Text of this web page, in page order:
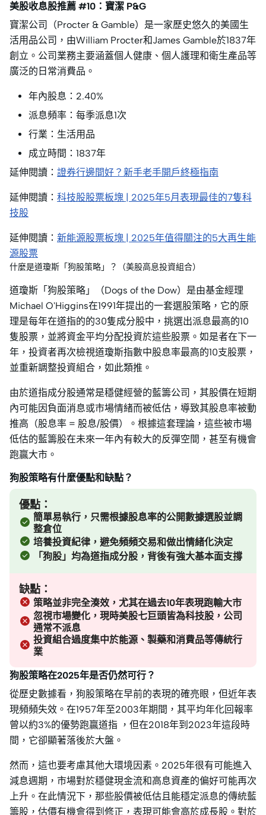
美股收息股推薦 #10：寶潔 P&G
寶潔公司（Procter & Gamble）是一家歷史悠久的美國生
活用品公司，由William Procter和James Gamble於1837年
創立。公司業務主要涵蓋個人健康、個人護理和衛生產品等
廣泛的日常消費品。
年內股息：2.40%
派息頻率：每季派息1次
行業：生活用品
成立時間：1837年
延伸閱讀： 證券行邊間好？新手老手開戶終極指南
延伸閱讀： 科技股股票板塊 | 2025年5月表現最佳的7隻科
技股
延伸閱讀： 新能源股票板塊 | 2025年值得關注的5大再生能
源股票
什麼是道瓊斯「狗股策略」？（美股高息投資組合）
道瓊斯「狗股策略」（Dogs of the Dow）是由基金經理
Michael O'Higgins在1991年提出的一套選股策略，它的原
理是每年在道指的的30隻成分股中，挑選出派息最高的10
隻股票，並將資金平均分配投資於這些股票。如是者在下一
年，投資者再次檢視道瓊斯指數中股息率最高的10支股票，
並重新調整投資組合，如此類推。
由於道指成分股通常是穩健經營的藍籌公司，其股價在短期
內可能因負面消息或市場情緒而被低估，導致其股息率被動
推高（股息率 = 股息/股價）。根據這套理論，這些被市場
低估的藍籌股在未來一年內有較大的反彈空間，甚至有機會
跑贏大市。
狗股策略有什麼優點和缺點？
優點：
簡單易執行，只需根據股息率的公開數據選股並調
整倉位
培養投資紀律，避免頻頻交易和做出情緒化決定
「狗股」均為道指成分股，背後有強大基本面支撐
缺點：
策略並非完全湊效，尤其在過去10年表現跑輸大市
忽視市場變化，現時美股七巨頭皆為科技股，公司
通常不派息
投資組合過度集中於能源、製藥和消費品等傳統行
業
狗股策略在2025年是否仍然可行？
從歷史數據看，狗股策略在早前的表現的確亮眼，但近年表
現頻頻失效。在1957年至2003年期間，其平均年化回報率
曾以約3%的優勢跑贏道指 ，但在2018年到2023年這段時
間，它卻顯著落後於大盤。
然而，這也要考慮其他大環境因素。2025年很有可能進入
減息週期，市場對於穩健現金流和高息資產的偏好可能再次
上升。在此情況下，那些股價被低估且能穩定派息的傳統藍
籌股，估價有機會得到修正，表現可能會高於成長股。對於